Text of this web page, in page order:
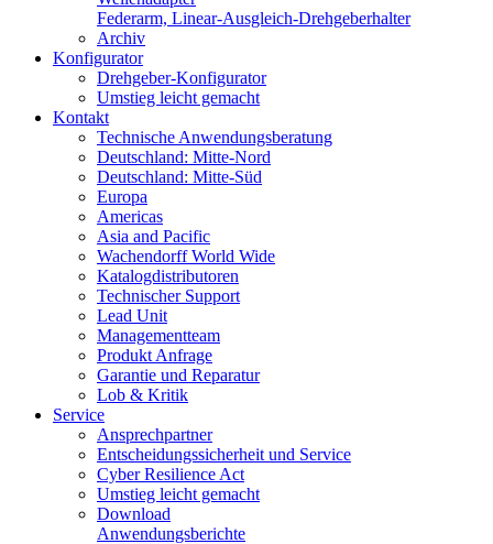
Federarm, Linear-Ausgleich-Drehgeberhalter
Archiv
Konfigurator
Drehgeber-Konfigurator
Umstieg leicht gemacht
Kontakt
Technische Anwendungsberatung
Deutschland: Mitte-Nord
Deutschland: Mitte-Süd
Europa
Americas
Asia and Pacific
Wachendorff World Wide
Katalogdistributoren
Technischer Support
Lead Unit
Managementteam
Produkt Anfrage
Garantie und Reparatur
Lob & Kritik
Service
Ansprechpartner
Entscheidungssicherheit und Service
Cyber Resilience Act
Umstieg leicht gemacht
Download
Anwendungsberichte